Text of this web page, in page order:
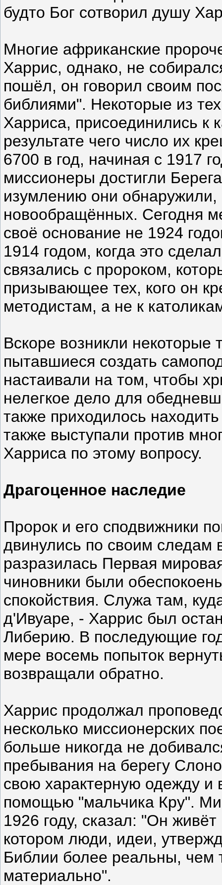
будто Бог сотворил душу
Многие африканские
Харрис, однако, не
пошёл, он говорил своим
библиями". Некоторые из
Харриса, присоединились к
результате чего число их
6700 в год, начиная с 1917
миссионеры достигли
изумлению они обнаружили,
новообращённых. Сегодня
своё основание не 1924
1914 годом, когда это
связались с пророком,
призывающее тех, кого он
методистам, а не к
Вскоре возникли
пытавшиеся создать
настаивали на том, чтобы
нелегкое дело для
также приходилось
также выступали против
Харриса по этому вопросу.
Драгоценное наследие
Пророк и его сподвижники
двинулись по своим следам
разразилась Первая
чиновники были
спокойствия. Служа там,
д'Ивуаре, - Харрис был
Либерию. В последующие
мере восемь попыток
возвращали обратно.
Харрис продолжал
несколько миссионерских
больше никогда не
пребывания на берегу
свою характерную одежду и
помощью "мальчика Кру".
1926 году, сказал: "Он
котором люди, идеи,
Библии более реальны, чем
материально".